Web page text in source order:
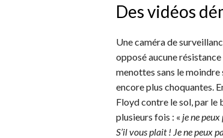
Des vidéos
Une caméra de
opposé aucune
menottes sans le moindre
encore plus choquantes.
Floyd contre le sol, par le
plusieurs fois : « je ne
S’il vous plait ! Je ne peux